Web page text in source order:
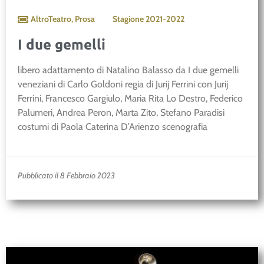
AltroTeatro, Prosa Stagione2021-2022
I due gemelli
libero adattamento di Natalino Balasso da I due gemelli
veneziani di Carlo Goldoni regia di Jurij Ferrini con Jurij
Ferrini, Francesco Gargiulo, Maria Rita Lo Destro, Federico
Palumeri, Andrea Peron, Marta Zito, Stefano Paradisi
costumi di Paola Caterina D’Arienzo scenografia
Pubblicato il 8 Febbraio 2023